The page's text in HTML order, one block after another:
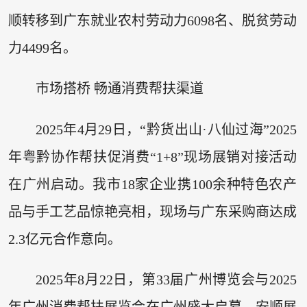
顺转移到广东就业农村劳动力6098名、脱贫劳动
力4499名。
市场搭桥 畅通消费帮扶渠道
2025年4月29日，“黔货出山·八仙过海”2025
年粤黔协作帮扶促消费“1+8”现场展销对接活动
在广州启动。我市18家企业携100余种特色农产
品与手工艺品惊艳亮相，现场与广东采购商达成
2.3亿元合作意向。
2025年8月22日，第33届广州博览会与2025